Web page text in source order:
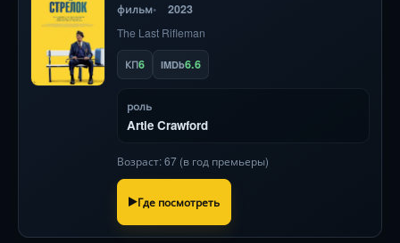
фильм 2023
The Last Rifleman
КП6 IMDb6.6
роль
Artie Crawford
Возраст: 67 (в год премьеры)
Где посмотреть